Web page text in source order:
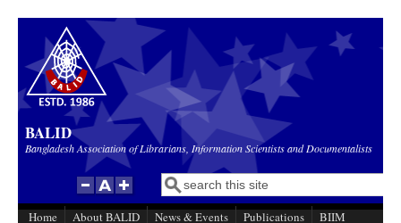
BALID
Bangladesh Association of Librarians, Information Scientists and Documentalists
Search form
Search
Home About BALID News & Events Publications
BIIM